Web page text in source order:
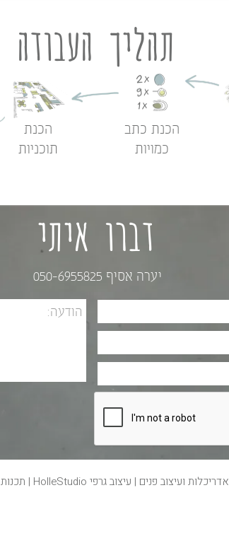
תהליך העבודה
הכנת כתב
כמויות
הכנת
תוכניות
דברו איתי
יערה אסיף 050-6955825
אדריכלות ועיצוב פנים | עיצוב גרפי HolleStudio | תכנות